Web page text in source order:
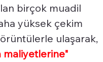
birçok muadil
yüksek çekim
ulaşarak,
maliyetlerine"